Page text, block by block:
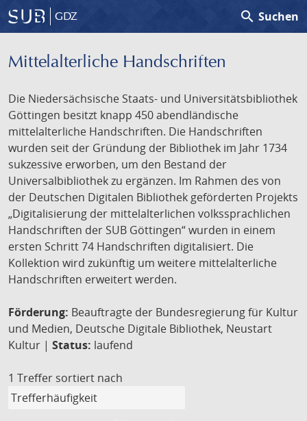
GDZ search Suchen
Mittelalterliche Handschriften
Die Niedersächsische Staats- und Universitätsbibliothek
Göttingen besitzt knapp 450 abendländische
mittelalterliche Handschriften. Die Handschriften
wurden seit der Gründung der Bibliothek im Jahr 1734
sukzessive erworben, um den Bestand der
Universalbibliothek zu ergänzen. Im Rahmen des von
der Deutschen Digitalen Bibliothek geförderten Projekts
„Digitalisierung der mittelalterlichen volkssprachlichen
Handschriften der SUB Göttingen“ wurden in einem
ersten Schritt 74 Handschriften digitalisiert. Die
Kollektion wird zukünftig um weitere mittelalterliche
Handschriften erweitert werden.
Förderung: Beauftragte der Bundesregierung für Kultur
und Medien, Deutsche Digitale Bibliothek, Neustart
Kultur | Status: laufend
1 Treffer sortiert nach